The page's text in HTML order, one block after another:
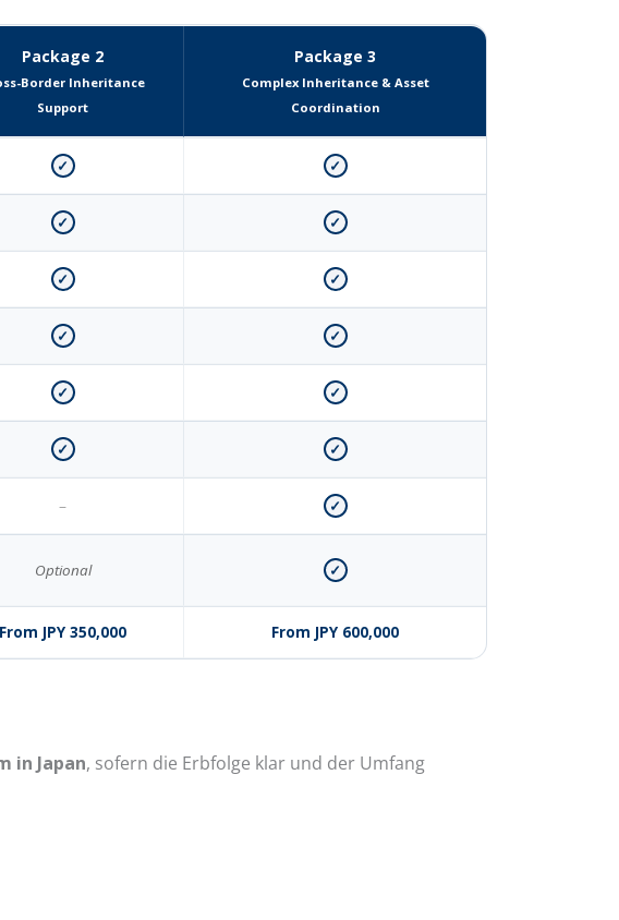
Package 2
Border Inheritance
Support
Package 3
Complex Inheritance & Asset
Coordination
✓ ✓
✓ ✓
✓ ✓
✓ ✓
✓ ✓
✓ ✓
– ✓
Optional ✓
From JPY 350,000 From JPY 600,000
in Japan, sofern die Erbfolge klar und der Umfang